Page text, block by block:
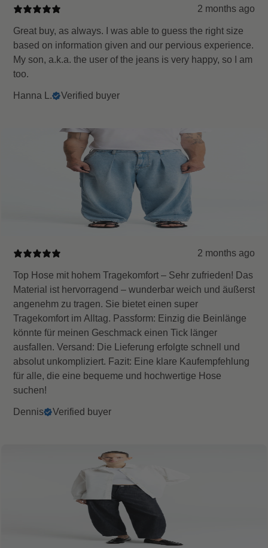
2 months ago
Great buy, as always. I was able to guess the right size
based on information given and our pervious experience.
My son, a.k.a. the user of the jeans is very happy, so I am
too.
Hanna L. Verified buyer
2 months ago
Top Hose mit hohem Tragekomfort – Sehr zufrieden! Das
Material ist hervorragend – wunderbar weich und äußerst
angenehm zu tragen. Sie bietet einen super
Tragekomfort im Alltag. Passform: Einzig die Beinlänge
könnte für meinen Geschmack einen Tick länger
ausfallen. Versand: Die Lieferung erfolgte schnell und
absolut unkompliziert. Fazit: Eine klare Kaufempfehlung
für alle, die eine bequeme und hochwertige Hose
suchen!
Dennis Verified buyer